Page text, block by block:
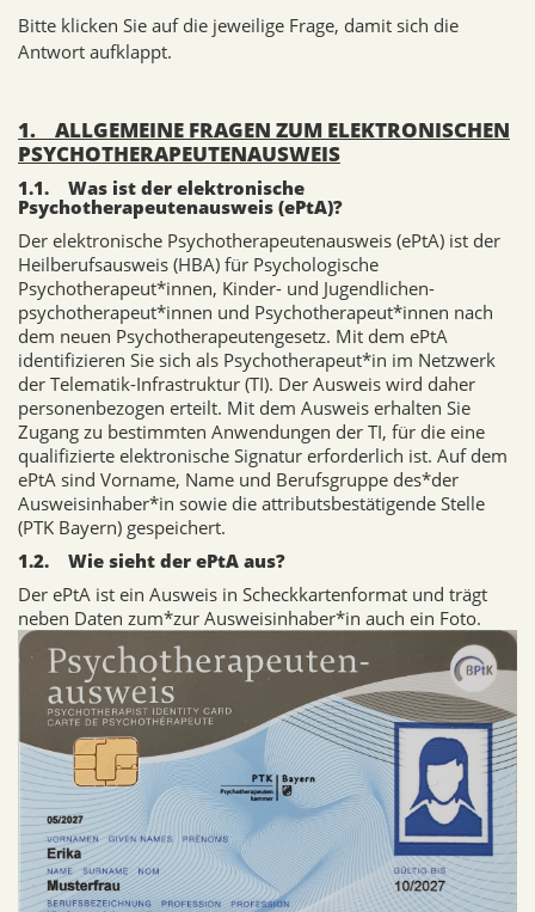
Bitte klicken Sie auf die jeweilige Frage, damit sich die
Antwort aufklappt.
1. ALLGEMEINE FRAGEN ZUM ELEKTRONISCHEN
PSYCHOTHERAPEUTENAUSWEIS
1.1. Was ist der elektronische
Psychotherapeutenausweis (ePtA)?
Der elektronische Psychotherapeutenausweis (ePtA) ist der
Heilberufsausweis (HBA) für Psychologische
Psychotherapeut*innen, Kinder- und Jugendlichen-
psychotherapeut*innen und Psychotherapeut*innen nach
dem neuen Psychotherapeutengesetz. Mit dem ePtA
identifizieren Sie sich als Psychotherapeut*in im Netzwerk
der Telematik-Infrastruktur (TI). Der Ausweis wird daher
personenbezogen erteilt. Mit dem Ausweis erhalten Sie
Zugang zu bestimmten Anwendungen der TI, für die eine
qualifizierte elektronische Signatur erforderlich ist. Auf dem
ePtA sind Vorname, Name und Berufsgruppe des*der
Ausweisinhaber*in sowie die attributsbestätigende Stelle
(PTK Bayern) gespeichert.
1.2. Wie sieht der ePtA aus?
Der ePtA ist ein Ausweis in Scheckkartenformat und trägt
neben Daten zum*zur Ausweisinhaber*in auch ein Foto.